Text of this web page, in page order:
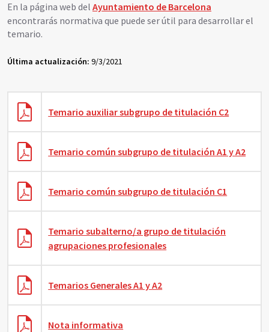
En la página web del Ayuntamiento de Barcelona
encontrarás normativa que puede ser útil para desarrollar el
temario.
Última actualización: 9/3/2021
Temario auxiliar subgrupo de titulación C2
Temario común subgrupo de titulación A1 y A2
Temario común subgrupo de titulación C1
Temario subalterno/a grupo de titulación
agrupaciones profesionales
Temarios Generales A1 y A2
Nota informativa